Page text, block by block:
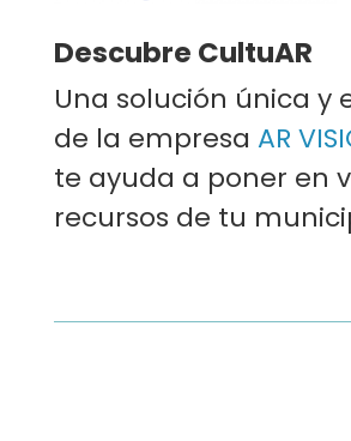
Descubre CultuAR
Una solución única y
de la empresa AR
te ayuda a poner en
recursos de tu